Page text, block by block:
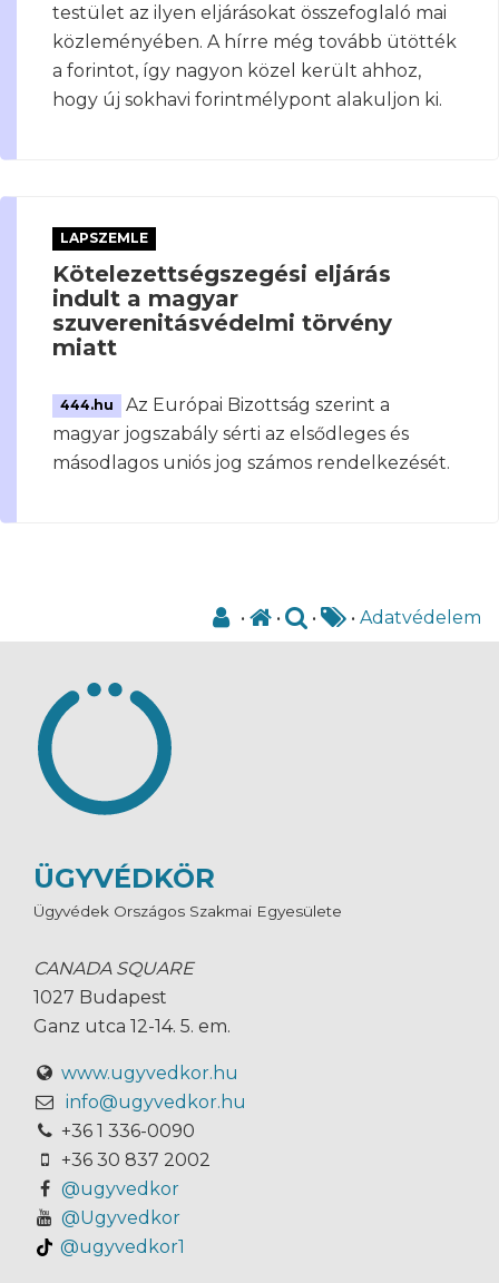
testület az ilyen eljárásokat összefoglaló mai
közleményében. A hírre még tovább ütötték
a forintot, így nagyon közel került ahhoz,
hogy új sokhavi forintmélypont alakuljon ki.
LAPSZEMLE
Kötelezettségszegési eljárás
indult a magyar
szuverenitásvédelmi törvény
miatt
444.hu
Az Európai Bizottság szerint a
magyar jogszabály sérti az elsődleges és
másodlagos uniós jog számos rendelkezését.
• • • • Adatvédelem
ÜGYVÉDKÖR
Ügyvédek Országos Szakmai Egyesülete
CANADA SQUARE
1027 Budapest
Ganz utca 12-14. 5. em.
www.ugyvedkor.hu
info@ugyvedkor.hu
+36 1 336-0090
+36 30 837 2002
@ugyvedkor
@Ugyvedkor
@ugyvedkor1